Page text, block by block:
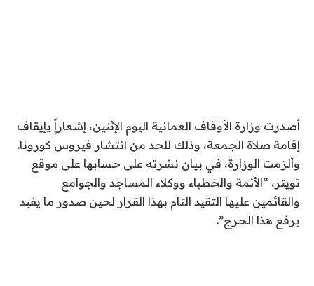
أصدرت وزارة الأوقاف العمانية اليوم الإثنين، إشعاراًٍ يإيقاف
إقامة صلاة الجمعة، وذلك للحد من انتشار فيروس كورونا.
وألزمت الوزارة، في بيان نشرته على حسابها على موقع
تويتر، “الأئمة والخطباء ووكلاء المساجد والجوامع
والقائمين عليها التقيد التام بهذا القرار لحين صدور ما يفيد
برفع هذا الحرج”.